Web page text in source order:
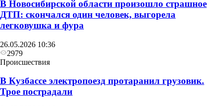
В Новосибирской области произошло страшное
ДТП: скончался один человек, выгорела
легковушка и фура
26.05.2026 10:36
2979
Происшествия
В Кузбассе электропоезд протаранил грузовик.
Трое пострадали